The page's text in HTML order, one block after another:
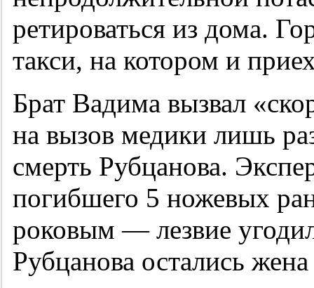
ретироваться из дома.
такси, на котором и
Брат Вадима вызвал
на вызов медики лишь
смерть Рубцанова.
погибшего 5 ножевых
роковым — лезвие
Рубцанова остались